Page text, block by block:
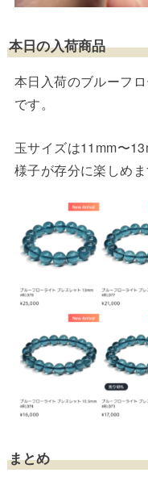
本日の入荷商品
本日入荷のブルーフ
です。
玉サイズは11mm〜
様子が存分に楽しめま
まとめ